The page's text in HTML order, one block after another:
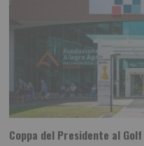
Coppa del Presidente al